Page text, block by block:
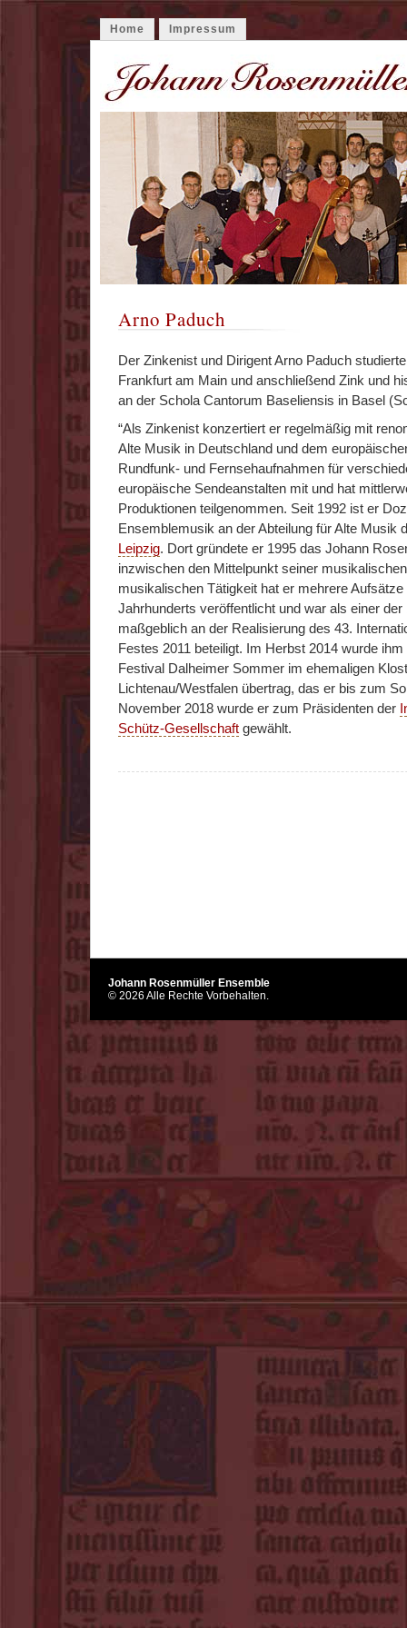
Home Impressum
Arno Paduch
Der Zinkenist und Dirigent Arno Paduch
Frankfurt am Main und anschließend Zink und
an der Schola Cantorum Baseliensis in Basel
“Als Zinkenist konzertiert er regelmäßig mit
Alte Musik in Deutschland und dem
Rundfunk- und Fernsehaufnahmen für
europäische Sendeanstalten mit und hat
Produktionen teilgenommen. Seit 1992 ist er
Ensemblemusik an der Abteilung für Alte Musik
Leipzig. Dort gründete er 1995 das Johann
inzwischen den Mittelpunkt seiner
musikalischen Tätigkeit hat er mehrere
Jahrhunderts veröffentlicht und war als einer der
maßgeblich an der Realisierung des 43.
Festes 2011 beteiligt. Im Herbst 2014 wurde
Festival Dalheimer Sommer im ehemaligen
Lichtenau/Westfalen übertrag, das er bis zum
November 2018 wurde er zum Präsidenten der
Schütz-Gesellschaft gewählt.
Johann Rosenmüller Ensemble
© 2026 Alle Rechte Vorbehalten.